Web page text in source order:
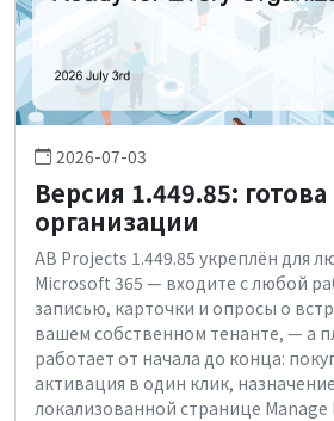
2026-07-03
Версия 1.449.85:
организации
AB Projects 1.449.85 укреплён для
Microsoft 365 — входите с любой
записью, карточки и опросы о
вашем собственном тенанте, — а
работает от начала до конца:
активация в один клик,
локализованной странице Manage